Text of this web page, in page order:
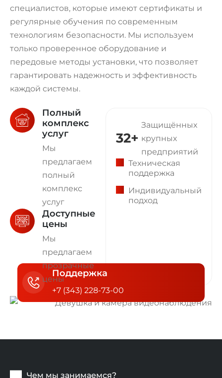
специалистов, которые имеют сертификаты и
регулярные обучения по современным
технологиям безопасности. Мы используем
только проверенное оборудование и
передовые методы установки, что позволяет
гарантировать надежность и эффективность
каждой системы.
Полный
комплекс
услуг
Мы
предлагаем
полный
комплекс
услуг
Доступные
цены
Мы
предлагаем
прозрачные
цены
39+
Защищённых
крупных
предприятий
Техническая
поддержка
Индивидуальный
подход
Поддержка
+7 (343) 228-73-00
Чем мы занимаемся?